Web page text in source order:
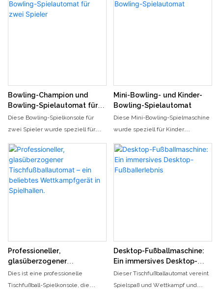
Bowling-Champion und
Bowling-Spielautomat für
zwei Spieler
Diese Bowling-Spielkonsole für
zwei Spieler wurde speziell für
entwickelt und steht ganz im
Zeichen des „Bowling-Champions“.
Sie verfügt über ein Dual-Track-
Design, farbenfrohe Lichteffekte,
authentisch wiederzugeben. Die
Konsole unterstützt kompetitives
PK für zwei Spieler, ist einfach zu
bedienen und für Spieler jeden
Mini-Bowling- und Kinder-
Bowling-Spielautomat
Diese Mini-Bowling-Spielmaschine
wurde speziell für Kinder
Zeichen von „BOWLING MINI“. Sie
besticht durch ihr niedliches
und angenehmen Umgebung
erleben. Die Bedienung ist
kinderleicht und für Kinder von 3 bis
12 Jahren geeignet. Sie fördert die
Professioneller,
glasüberzogener
Tischfußballautomat – ein
beliebtes Wettkampfgerät
Dies ist eine professionelle
Tischfußball-Spielkonsole, die
Desktop-Fußballmaschine:
Ein immersives Desktop-
Fußballerlebnis
Dieser Tischfußballautomat vereint
Spielspaß und Wettkampf und